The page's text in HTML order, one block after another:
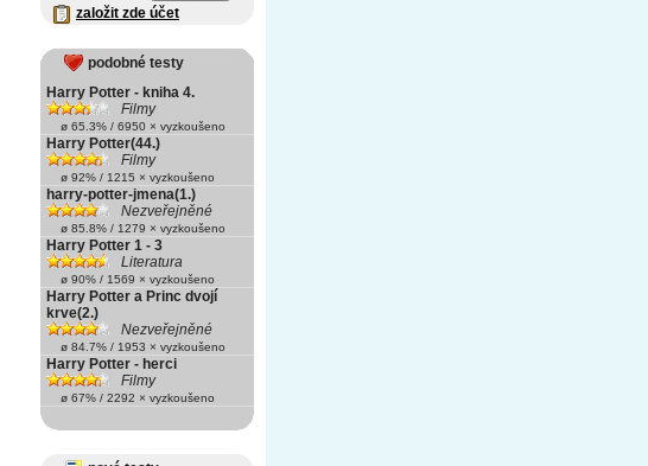
založit zde účet
podobné testy
Harry Potter - kniha 4.
Filmy
ø 65.3% / 6950 × vyzkoušeno
Harry Potter(44.)
Filmy
ø 92% / 1215 × vyzkoušeno
harry-potter-jmena(1.)
Nezveřejněné
ø 85.8% / 1279 × vyzkoušeno
Harry Potter 1 - 3
Literatura
ø 90% / 1569 × vyzkoušeno
Harry Potter a Princ dvojí
krve(2.)
Nezveřejněné
ø 84.7% / 1953 × vyzkoušeno
Harry Potter - herci
Filmy
ø 67% / 2292 × vyzkoušeno